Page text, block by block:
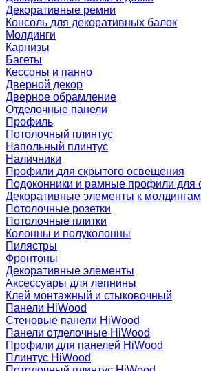
Декоративные ремни
Консоль для декоративных балок
Молдинги
Карнизы
Багеты
Кессоны и панно
Дверной декор
Дверное обрамление
Отделочные панели
Профиль
Потолочный плинтус
Напольный плинтус
Наличники
Профили для скрытого освещения
Подоконники и рамные профили для
Декоративные элементы к
Потолочные розетки
Потолочные плитки
Колонны и полуколонны
Пилястры
Фронтоны
Декоративные элементы
Аксессуары для лепнины
Клей монтажный и стыковочный
Панели HiWood
Стеновые панели HiWood
Панели отделочные HiWood
Профили для панелей HiWood
Плинтус HiWood